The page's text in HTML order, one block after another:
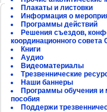
Плакаты и листовки
Информация о
Программы действий
Решения съездов,
координационного совета
Книги
Аудио
Видеоматериалы
Трезвеннические
Наши баннеры
Программы обучения и
пособия
Поддержи